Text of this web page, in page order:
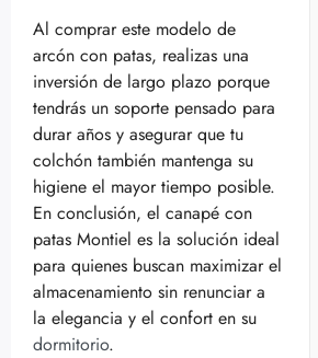
Al comprar este modelo de
arcón con patas, realizas una
inversión de largo plazo porque
tendrás un soporte pensado para
durar años y asegurar que tu
colchón también mantenga su
higiene el mayor tiempo posible.
En conclusión, el canapé con
patas Montiel es la solución ideal
para quienes buscan maximizar el
almacenamiento sin renunciar a
la elegancia y el confort en su
dormitorio.